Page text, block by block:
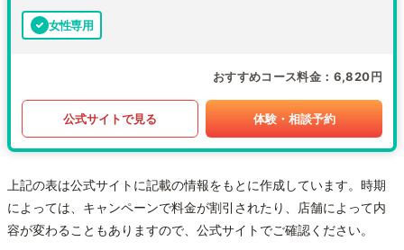
女性専用
おすすめコース料金 6,820円
公式サイトで見る 体験・相談予約
上記の表は公式サイトに記載の情報をもとに作成しています。時期
によっては、キャンペーンで料金が割引されたり、店舗によって内
容が変わることもありますので、公式サイトでご確認ください。